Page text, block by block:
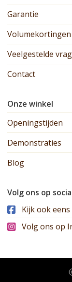
Garantie
Volumekortingen
Veelgestelde
Contact
Onze winkel
Openingstijden
Demonstraties
Blog
Volg ons op
Kijk ook
Volg ons op